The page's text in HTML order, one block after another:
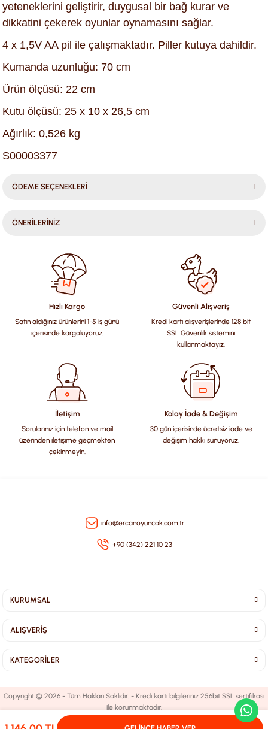
yeteneklerini geliştirir, duygusal bir bağ kurar ve
dikkatini çekerek oyunlar oynamasını sağlar.
4 x 1,5V AA pil ile çalışmaktadır. Piller kutuya dahildir.
Kumanda uzunluğu: 70 cm
Ürün ölçüsü: 22 cm
Kutu ölçüsü: 25 x 10 x 26,5 cm
Ağırlık: 0,526 kg
S00003377
ÖDEME SEÇENEKLERİ
ÖNERİLERİNİZ
konularda yetersiz gördüğünüz noktaları öneri formunu
kullanarak tarafımıza iletebilirsiniz.
Görüş ve önerileriniz için teşekkür ederiz.
Ürün resmi kalitesiz, bozuk veya görüntülenemiyor.
Ürün açıklamasında eksik bilgiler bulunuyor.
Ürün bilgilerinde hatalar bulunuyor.
Ürün fiyatı diğer sitelerden daha pahalı.
Bu ürüne benzer farklı alternatifler olmalı.
Hızlı Kargo
Satın aldığınız ürünlerini 1-5 iş günü
içerisinde kargoluyoruz.
Güvenli Alışveriş
Kredi kartı alışverişlerinde 128 bit
SSL Güvenlik sistemini
kullanmaktayız.
İletişim
Sorularınız için telefon ve mail
üzerinden iletişime geçmekten
çekinmeyin.
Kolay İade & Değişim
30 gün içerisinde ücretsiz iade ve
değişim hakkı sunuyoruz.
info@ercanoyuncak.com.tr
+90 (342) 221 10 23
KURUMSAL
ALIŞVERİŞ
KATEGORİLER
Copyright © 2026 - Tüm Hakları Saklıdır. - Kredi kartı bilgileriniz 256bit SSL sertifikası
ile korunmaktadır.